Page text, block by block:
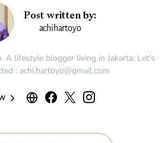
Post written by:
achihartoyo
A lifestyle blogger living in Jakarta. Let's
: achi.hartoyo@gmail.com